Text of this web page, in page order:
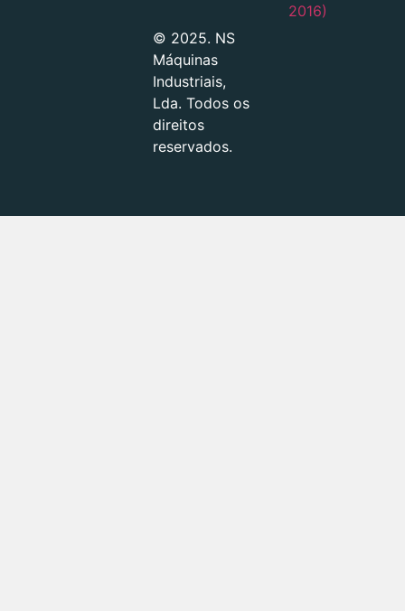
© 2025. NS
Máquinas
Industriais,
Lda. Todos os
direitos
reservados.
2016)